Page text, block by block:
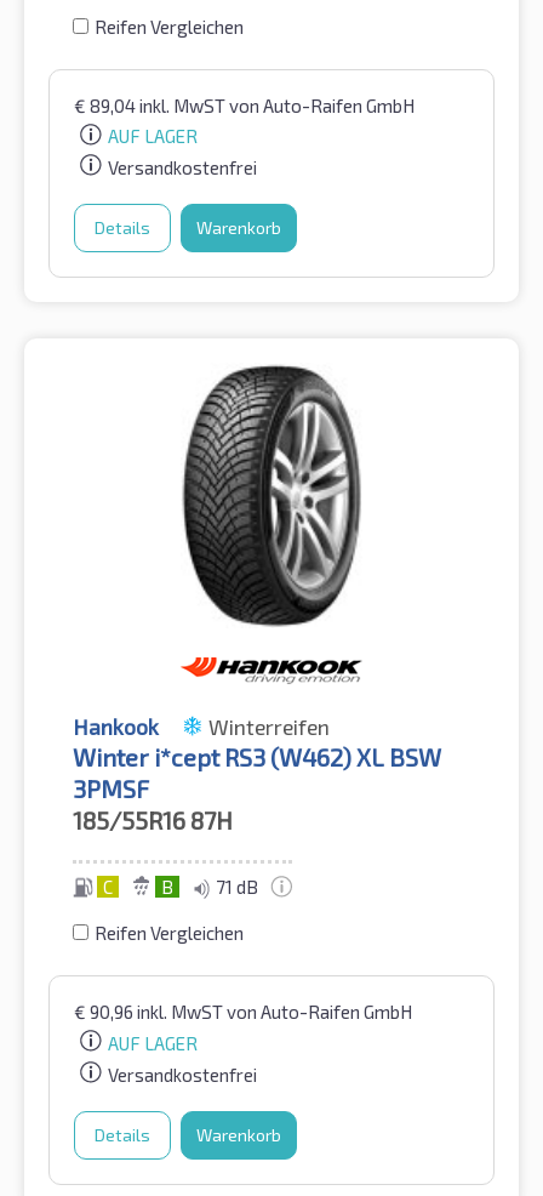
Reifen Vergleichen
€ 89,04inkl. MwSTvon Auto-Raifen GmbH
AUF LAGER
Versandkostenfrei
Details Warenkorb
Hankook Winterreifen
Winter i*cept RS3 (W462) XL BSW
3PMSF
185/55R16 87H
C B 71 dB
Reifen Vergleichen
€ 90,96 inkl. MwSTvon Auto-Raifen GmbH
AUF LAGER
Versandkostenfrei
Details Warenkorb